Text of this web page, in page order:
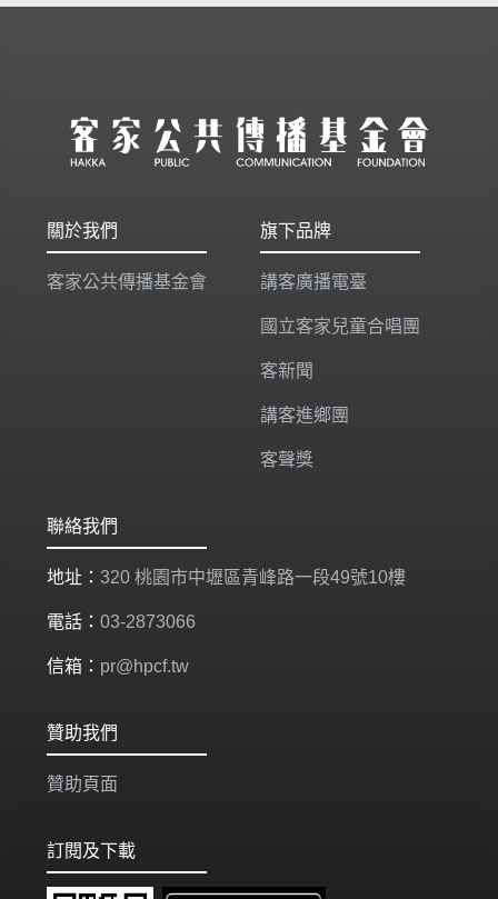
關於我們
客家公共傳播基金會
旗下品牌
講客廣播電臺
國立客家兒童合唱團
客新聞
講客進鄉團
客聲獎
聯絡我們
地址： 320 桃園市中壢區青峰路一段49號10樓
電話： 03-2873066
信箱： pr@hpcf.tw
贊助我們
贊助頁面
訂閱及下載